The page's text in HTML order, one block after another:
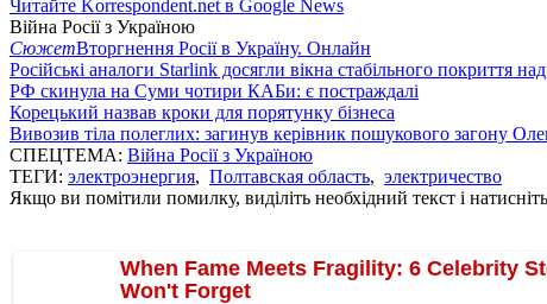
Читайте Korrespondent.net в Google News
Війна Росії з Україною
СюжетВторгнення Росії в Україну. Онлайн
Російські аналоги Starlink досягли вікна стабільного покриття
РФ скинула на Суми чотири КАБи: є постраждалі
Корецький назвав кроки для порятунку бізнеса
Вивозив тіла полеглих: загинув керівник пошукового загону
СПЕЦТЕМА: Війна Росії з Україною
ТЕГИ: электроэнергия, Полтавская область, электричество
Якщо ви помітили помилку, виділіть необхідний текст і